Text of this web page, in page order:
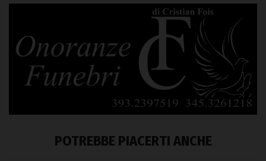
POTREBBE PIACERTI ANCHE